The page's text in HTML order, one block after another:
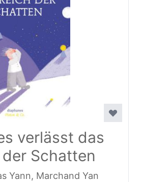
verlässt das
der Schatten
Yann, Marchand Yan